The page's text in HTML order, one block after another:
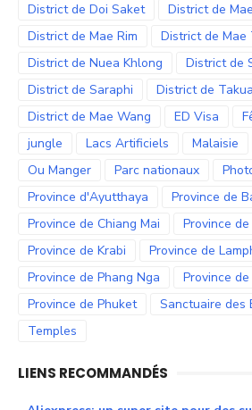
District de Doi Saket
District de
District de Mae Rim
District de Mae
District de Nuea Khlong
District de
District de Saraphi
District de
District de Mae Wang
ED Visa
jungle
Lacs Artificiels Malaisie
Ou Manger
Parc nationaux
Province d'Ayutthaya
Province de
Province de Chiang Mai
Province
Province de Krabi
Province de
Province de Phang Nga
Province
Province de Phuket
Sanctuaire des
Temples
LIENS RECOMMANDÉS